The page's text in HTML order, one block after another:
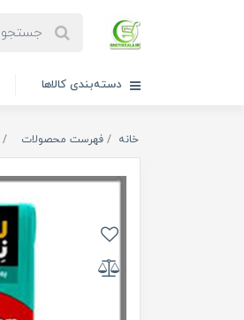
دسته‌بندی کالاها
خانه فهرست محصولات